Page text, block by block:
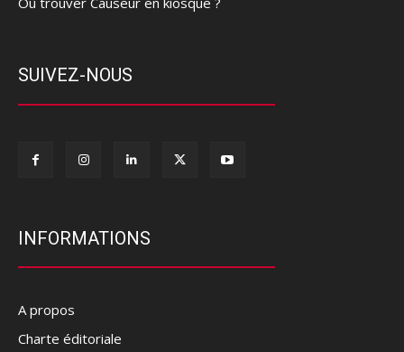
SUIVEZ-NOUS
INFORMATIONS
A propos
Charte éditoriale